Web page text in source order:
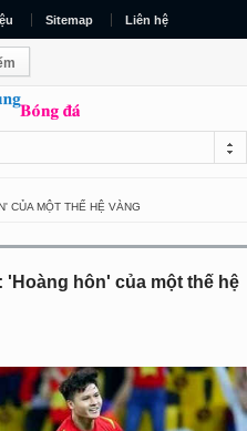
Sitemap Liên hệ
CỦA MỘT THẾ HỆ VÀNG
'Hoàng hôn' của một thế hệ